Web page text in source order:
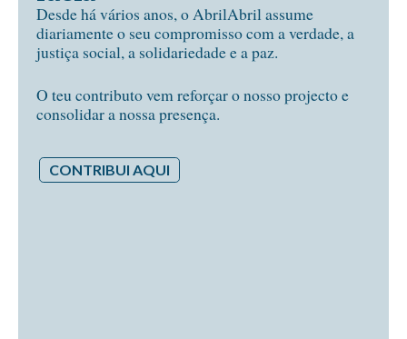
Desde há vários anos, o AbrilAbril assume
diariamente o seu compromisso com a verdade, a
justiça social, a solidariedade e a paz.
O teu contributo vem reforçar o nosso projecto e
consolidar a nossa presença.
CONTRIBUI AQUI